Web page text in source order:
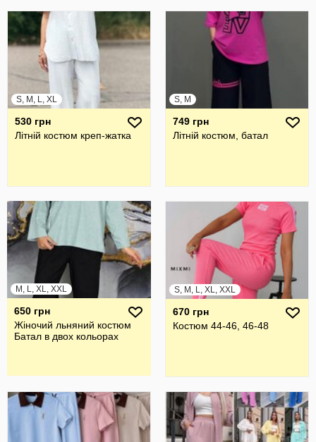
S, M, L, XL
530 грн
Літній костюм креп-жатка
S, M
749 грн
Літній костюм, батал
M, L, XL, XXL
650 грн
Жіночий льняний костюм
Батал в двох кольорах
S, M, L, XL, XXL
670 грн
Костюм 44-46, 46-48